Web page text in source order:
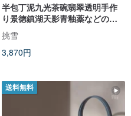
半包丁泥九光茶碗翡翠透明手作
り景徳鎮湖天影青釉薬などの薄
身茶碗
挑雪
3,870円
送料無料